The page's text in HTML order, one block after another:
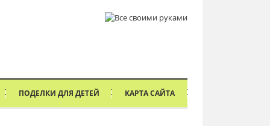
ПОДЕЛКИ ДЛЯ ДЕТЕЙ КАРТА САЙТА